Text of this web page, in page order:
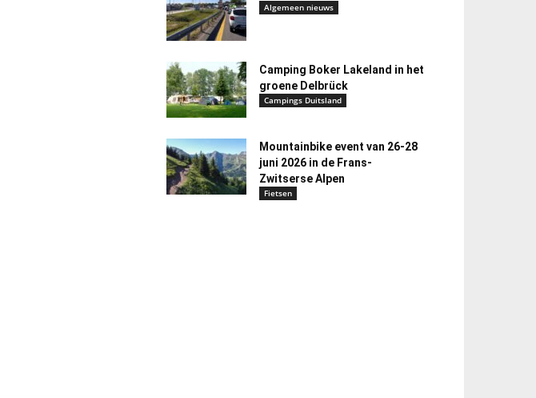
Algemeen nieuws
Camping Boker Lakeland in het
groene Delbrück
Campings Duitsland
Mountainbike event van 26-28
juni 2026 in de Frans-
Zwitserse Alpen
Fietsen